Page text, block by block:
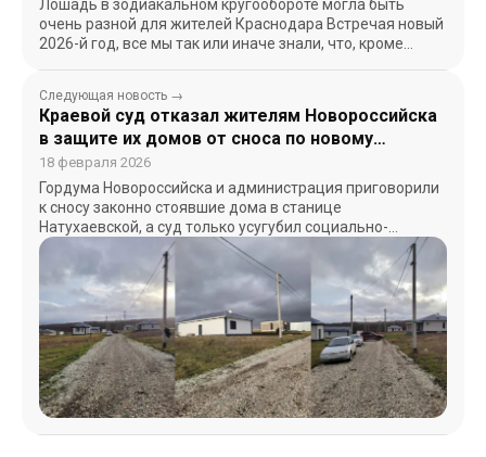
Лошадь в зодиакальном кругообороте могла быть
очень разной для жителей Краснодара Встречая новый
2026-й год, все мы так или иначе знали, что, кроме…
Следующая новость →
Краевой суд отказал жителям Новороссийска
в защите их домов от сноса по новому
Генплану
18 февраля 2026
Гордума Новороссийска и администрация приговорили
к сносу законно стоявшие дома в станице
Натухаевской, а суд только усугубил социально-
правовой кризис Краснодарский краевой суд…